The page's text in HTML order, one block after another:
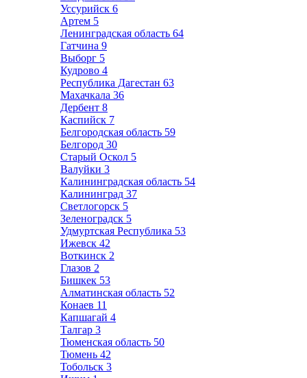
Уссурийск 6
Артем 5
Ленинградская область 64
Гатчина 9
Выборг 5
Кудрово 4
Республика Дагестан 63
Махачкала 36
Дербент 8
Каспийск 7
Белгородская область 59
Белгород 30
Старый Оскол 5
Валуйки 3
Калининградская область 54
Калининград 37
Светлогорск 5
Зеленоградск 5
Удмуртская Республика 53
Ижевск 42
Воткинск 2
Глазов 2
Бишкек 53
Алматинская область 52
Конаев 11
Капшагай 4
Талгар 3
Тюменская область 50
Тюмень 42
Тобольск 3